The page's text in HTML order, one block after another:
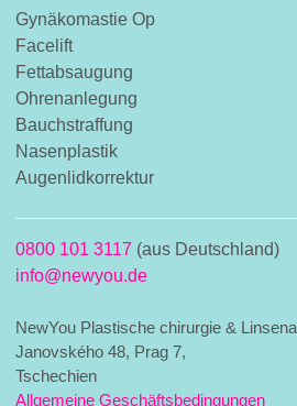
Gynäkomastie Op
Facelift
Fettabsaugung
Ohrenanlegung
Bauchstraffung
Nasenplastik
Augenlidkorrektur
0800 101 3117 (aus Deutschland)
info@newyou.de
NewYou Plastische chirurgie &
Janovského 48, Prag 7,
Tschechien
Allgemeine Geschäftsbedingungen